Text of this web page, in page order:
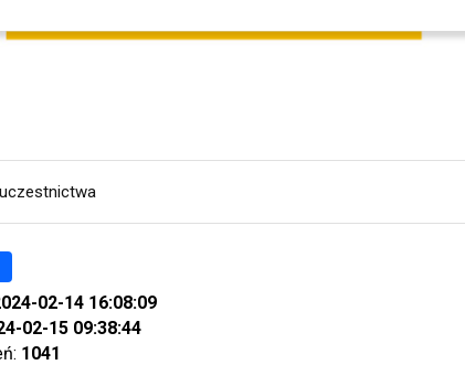
02-14 16:08:09
02-15 09:38:44
1041